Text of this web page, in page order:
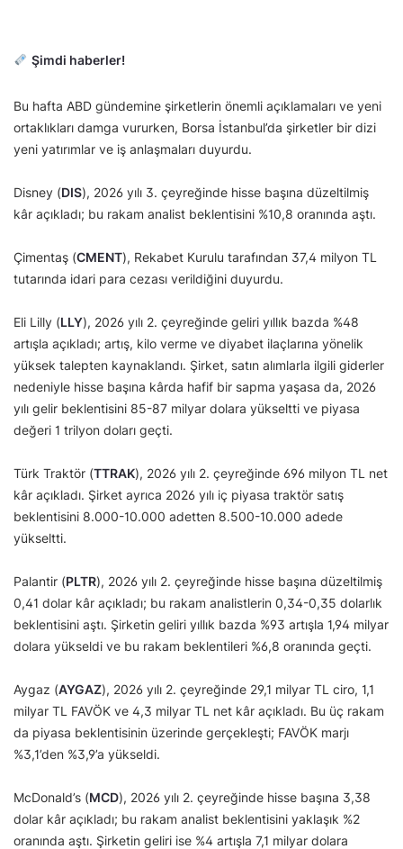
Şimdi haberler!
Bu hafta ABD gündemine şirketlerin önemli açıklamaları ve yeni
ortaklıkları damga vururken, Borsa İstanbul’da şirketler bir dizi
yeni yatırımlar ve iş anlaşmaları duyurdu.
Disney (DIS), 2026 yılı 3. çeyreğinde hisse başına düzeltilmiş
kâr açıkladı; bu rakam analist beklentisini %10,8 oranında aştı.
Çimentaş (CMENT), Rekabet Kurulu tarafından 37,4 milyon TL
tutarında idari para cezası verildiğini duyurdu.
Eli Lilly (LLY), 2026 yılı 2. çeyreğinde geliri yıllık bazda %48
artışla açıkladı; artış, kilo verme ve diyabet ilaçlarına yönelik
yüksek talepten kaynaklandı. Şirket, satın alımlarla ilgili giderler
nedeniyle hisse başına kârda hafif bir sapma yaşasa da, 2026
yılı gelir beklentisini 85-87 milyar dolara yükseltti ve piyasa
değeri 1 trilyon doları geçti.
Türk Traktör (TTRAK), 2026 yılı 2. çeyreğinde 696 milyon TL net
kâr açıkladı. Şirket ayrıca 2026 yılı iç piyasa traktör satış
beklentisini 8.000-10.000 adetten 8.500-10.000 adede
yükseltti.
Palantir (PLTR), 2026 yılı 2. çeyreğinde hisse başına düzeltilmiş
0,41 dolar kâr açıkladı; bu rakam analistlerin 0,34-0,35 dolarlık
beklentisini aştı. Şirketin geliri yıllık bazda %93 artışla 1,94 milyar
dolara yükseldi ve bu rakam beklentileri %6,8 oranında geçti.
Aygaz (AYGAZ), 2026 yılı 2. çeyreğinde 29,1 milyar TL ciro, 1,1
milyar TL FAVÖK ve 4,3 milyar TL net kâr açıkladı. Bu üç rakam
da piyasa beklentisinin üzerinde gerçekleşti; FAVÖK marjı
%3,1’den %3,9’a yükseldi.
McDonald’s (MCD), 2026 yılı 2. çeyreğinde hisse başına 3,38
dolar kâr açıkladı; bu rakam analist beklentisini yaklaşık %2
oranında aştı. Şirketin geliri ise %4 artışla 7,1 milyar dolara